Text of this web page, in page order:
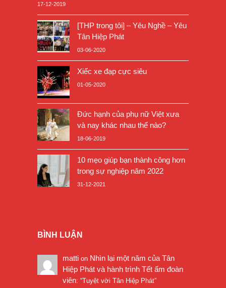
17-12-2019
[THP trong tôi] – Yêu Nghề – Yêu
Tân Hiệp Phát
03-06-2020
Xiếc xe đạp cực siêu
01-05-2020
Đức hạnh của phụ nữ Việt xưa
và nay khác nhau thế nào?
18-06-2019
10 mẹo giúp bạn thành công hơn
trong sự nghiệp năm 2022
31-12-2021
BÌNH LUẬN
matti on Nhìn lại một năm của Tân
Hiệp Phát và hành trình Tết ấm đoàn
viên: “Tuyệt vời Tân Hiệp Phát”